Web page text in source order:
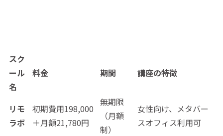
スク
ール
名
料金 期間 講座の特徴
リモ
ラボ
初期費用198,000
＋月額21,780円
無期限
（月額
制）
女性向け、メタバー
スオフィス利用可